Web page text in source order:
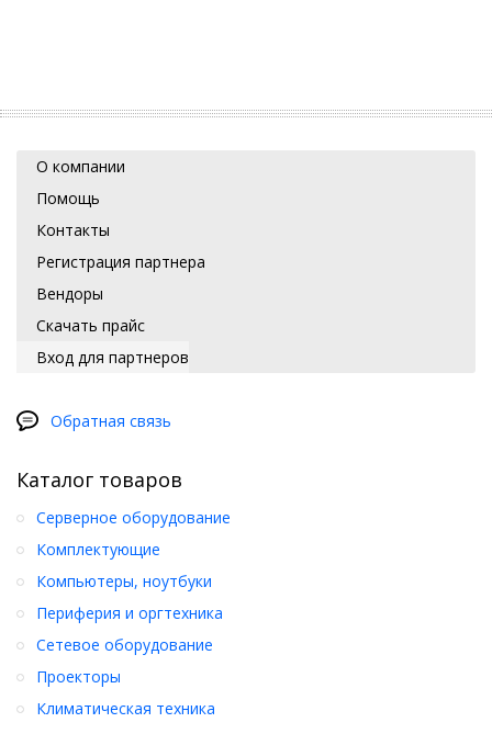
О компании
Помощь
Контакты
Регистрация партнера
Вендоры
Скачать прайс
Вход для партнеров
Обратная связь
Каталог товаров
Серверное оборудование
Комплектующие
Компьютеры, ноутбуки
Периферия и оргтехника
Сетевое оборудование
Проекторы
Климатическая техника